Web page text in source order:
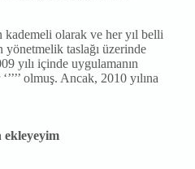
kademeli olarak ve her yıl belli
yönetmelik taslağı üzerinde
yılı içinde uygulamanın
olmuş. Ancak, 2010 yılına